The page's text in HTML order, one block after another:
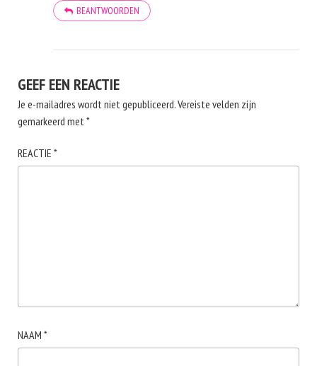
BEANTWOORDEN
GEEF EEN REACTIE
Je e-mailadres wordt niet gepubliceerd.Vereiste velden zijn
gemarkeerd met*
REACTIE *
NAAM *